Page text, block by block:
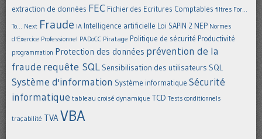
extraction de données FEC Fichier des Ecritures Comptables filtres For...
To... Next Fraude IA Intelligence artificielle Loi SAPIN 2 NEP Normes
d'Exercice Professionnel PADoCC Piratage Politique de sécurité Productivité
programmation Protection des données prévention de la
fraude requête SQL Sensibilisation des utilisateurs SQL
Système d'information Système informatique Sécurité
informatique tableau croisé dynamique TCD Tests conditionnels
traçabilité TVAVBA